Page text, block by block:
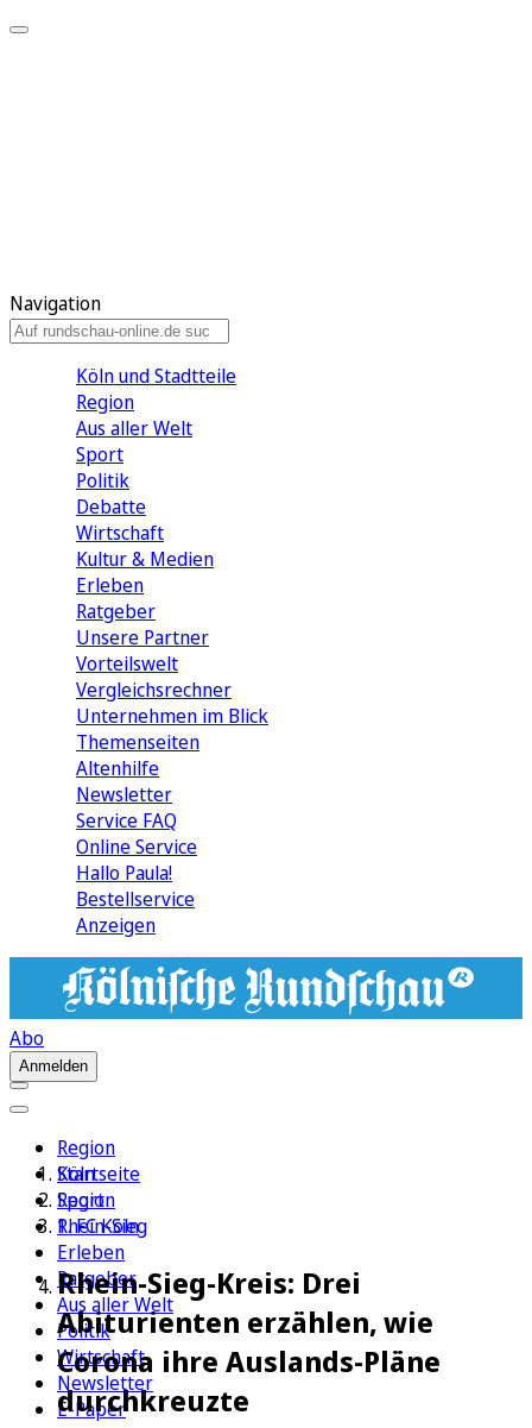
Navigation
Köln und Stadtteile
Region
Aus aller Welt
Sport
Politik
Debatte
Wirtschaft
Kultur & Medien
Erleben
Ratgeber
Unsere Partner
Vorteilswelt
Vergleichsrechner
Unternehmen im Blick
Themenseiten
Altenhilfe
Newsletter
Service FAQ
Online Service
Hallo Paula!
Bestellservice
Anzeigen
Abo
Anmelden
Region
Köln
Sport
1. FC Köln
Erleben
Ratgeber
Aus aller Welt
Politik
Wirtschaft
Newsletter
E-Paper
Startseite
Region
Rhein-Sieg
Rhein-Sieg-Kreis: Drei
Abiturienten erzählen, wie
Corona ihre Auslands-Pläne
durchkreuzte